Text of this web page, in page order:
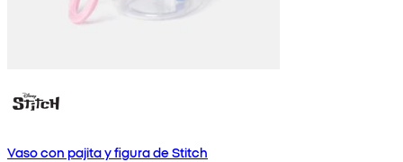
Vaso con pajita y figura de Stitch